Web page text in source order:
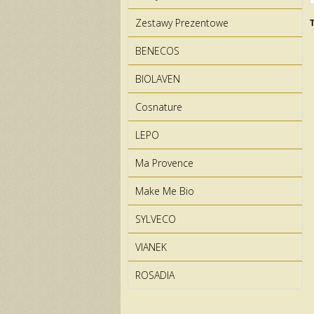
Zestawy Prezentowe
BENECOS
BIOLAVEN
Cosnature
LEPO
Ma Provence
Make Me Bio
SYLVECO
VIANEK
ROSADIA